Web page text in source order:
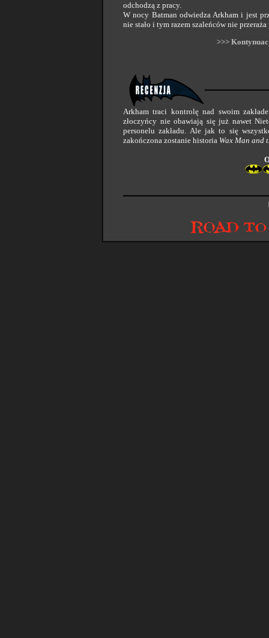
odchodzą z pracy.
W nocy Batman odwiedza Arkham i jest
nie stało i tym razem szaleńców nie
>>>
Arkham traci kontrolę nad swoim
złoczyńcy nie obawiają się już nawet
personelu zakładu. Ale jak to się
zakończona zostanie historia Wax Man and